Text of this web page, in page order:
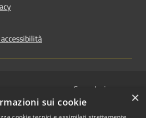
Segnalazione
disservizio
Whistleblowing
×
sui cookie